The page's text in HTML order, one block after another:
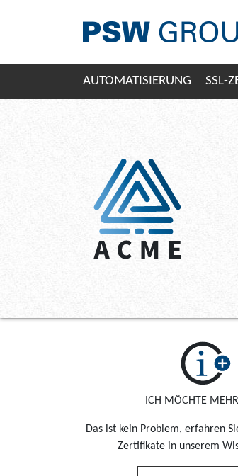
AUTOMATISIERUNG SSL-
ICH MÖCHTE
Das ist kein Problem, erfahren
Zertifikate in unserem